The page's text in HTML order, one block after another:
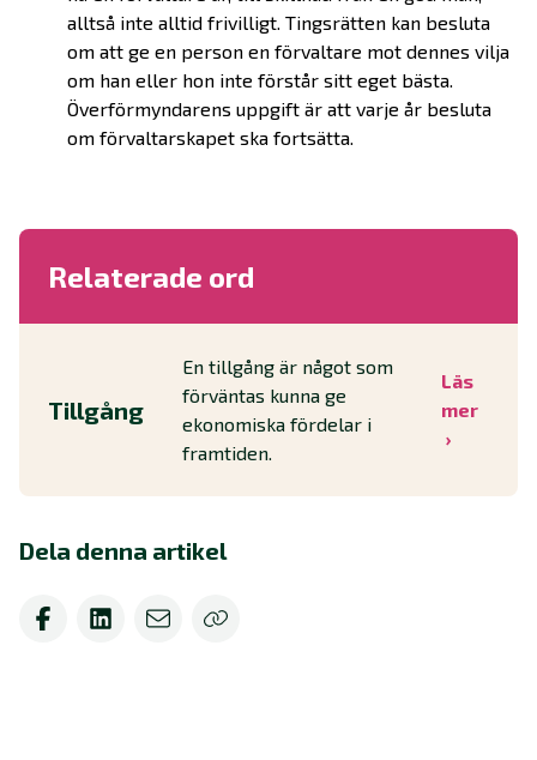
alltså inte alltid frivilligt. Tingsrätten kan besluta
om att ge en person en förvaltare mot dennes vilja
om han eller hon inte förstår sitt eget bästa.
Överförmyndarens uppgift är att varje år besluta
om förvaltarskapet ska fortsätta.
Relaterade ord
Tillgång
En tillgång är något som
förväntas kunna ge
ekonomiska fördelar i
framtiden.
Läs
mer
Dela denna artikel